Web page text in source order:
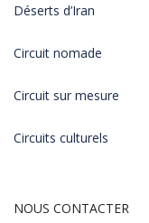
Déserts d’Iran
Circuit nomade
Circuit sur mesure
Circuits culturels
NOUS CONTACTER